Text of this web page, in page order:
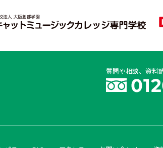
質問や相談、資料